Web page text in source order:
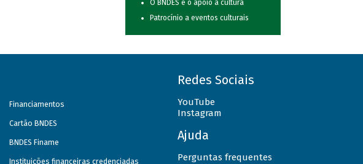
O BNDES e o apoio à cultura
Patrocínio a eventos culturais
Financiamentos
Cartão BNDES
BNDES Finame
Instituições financeiras credenciadas
Redes Sociais
YouTube
Instagram
Ajuda
Perguntas frequentes